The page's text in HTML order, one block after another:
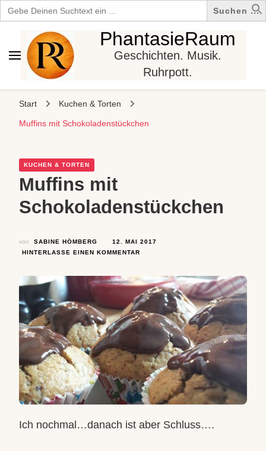
Search
for:
PhantasieRaum
Geschichten. Musik.
Ruhrpott.
Start Kuchen & Torten
Muffins mit Schokoladenstückchen
KUCHEN & TORTEN
Muffins mit
Schokoladenstückchen
von SABINE HÖMBERG
12. MAI 2017
HINTERLASSE EINEN KOMMENTAR
SCHOKOLADENSTÜCKCHEN
Ich nochmal…danach ist aber Schluss….